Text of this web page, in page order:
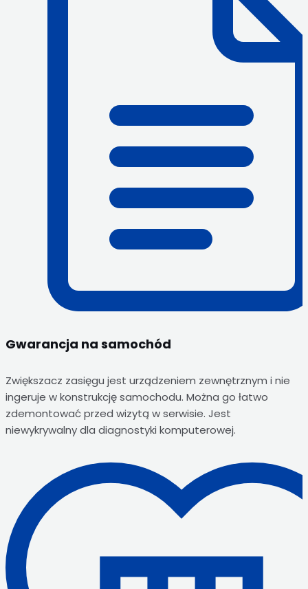
Gwarancja na samochód
Zwiększacz zasięgu jest urządzeniem zewnętrznym i nie
ingeruje w konstrukcję samochodu. Można go łatwo
zdemontować przed wizytą w serwisie. Jest
niewykrywalny dla diagnostyki komputerowej.